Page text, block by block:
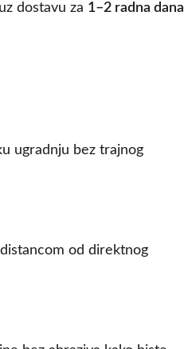
dostavu za 1–2 radna dana
ugradnju bez trajnog
od direktnog